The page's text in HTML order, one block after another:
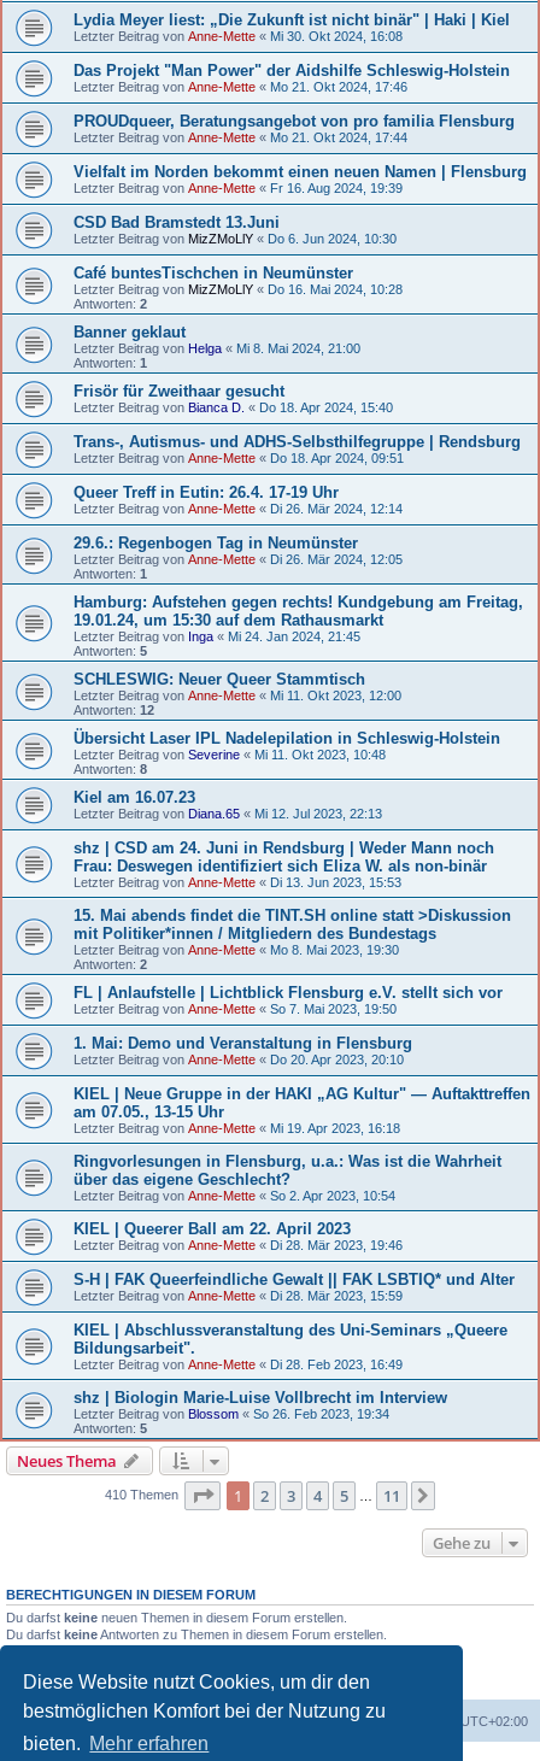
Diese Website nutzt Cookies, um dir den
bestmöglichen Komfort bei der Nutzung zu
bieten. Mehr erfahren
Lydia Meyer liest: „Die Zukunft ist nicht binär" | Haki | Kiel
Letzter Beitrag von Anne-Mette « Mi 30. Okt 2024, 16:08
Das Projekt "Man Power" der Aidshilfe Schleswig-Holstein
Letzter Beitrag von Anne-Mette « Mo 21. Okt 2024, 17:46
PROUDqueer, Beratungsangebot von pro familia Flensburg
Letzter Beitrag von Anne-Mette « Mo 21. Okt 2024, 17:44
Vielfalt im Norden bekommt einen neuen Namen | Flensburg
Letzter Beitrag von Anne-Mette « Fr 16. Aug 2024, 19:39
CSD Bad Bramstedt 13.Juni
Letzter Beitrag von MizZMoLlY « Do 6. Jun 2024, 10:30
Café buntesTischchen in Neumünster
Letzter Beitrag von MizZMoLlY « Do 16. Mai 2024, 10:28
Antworten: 2
Banner geklaut
Letzter Beitrag von Helga « Mi 8. Mai 2024, 21:00
Antworten: 1
Frisör für Zweithaar gesucht
Letzter Beitrag von Bianca D. « Do 18. Apr 2024, 15:40
Trans-, Autismus- und ADHS-Selbsthilfegruppe | Rendsburg
Letzter Beitrag von Anne-Mette « Do 18. Apr 2024, 09:51
Queer Treff in Eutin: 26.4. 17-19 Uhr
Letzter Beitrag von Anne-Mette « Di 26. Mär 2024, 12:14
29.6.: Regenbogen Tag in Neumünster
Letzter Beitrag von Anne-Mette « Di 26. Mär 2024, 12:05
Antworten: 1
Hamburg: Aufstehen gegen rechts! Kundgebung am Freitag,
19.01.24, um 15:30 auf dem Rathausmarkt
Letzter Beitrag von Inga « Mi 24. Jan 2024, 21:45
Antworten: 5
SCHLESWIG: Neuer Queer Stammtisch
Letzter Beitrag von Anne-Mette « Mi 11. Okt 2023, 12:00
Antworten: 12
Übersicht Laser IPL Nadelepilation in Schleswig-Holstein
Letzter Beitrag von Severine « Mi 11. Okt 2023, 10:48
Antworten: 8
Kiel am 16.07.23
Letzter Beitrag von Diana.65 « Mi 12. Jul 2023, 22:13
shz | CSD am 24. Juni in Rendsburg | Weder Mann noch
Frau: Deswegen identifiziert sich Eliza W. als non-binär
Letzter Beitrag von Anne-Mette « Di 13. Jun 2023, 15:53
15. Mai abends findet die TINT.SH online statt >Diskussion
mit Politiker*innen / Mitgliedern des Bundestags
Letzter Beitrag von Anne-Mette « Mo 8. Mai 2023, 19:30
Antworten: 2
FL | Anlaufstelle | Lichtblick Flensburg e.V. stellt sich vor
Letzter Beitrag von Anne-Mette « So 7. Mai 2023, 19:50
1. Mai: Demo und Veranstaltung in Flensburg
Letzter Beitrag von Anne-Mette « Do 20. Apr 2023, 20:10
KIEL | Neue Gruppe in der HAKI „AG Kultur" — Auftakttreffen
am 07.05., 13-15 Uhr
Letzter Beitrag von Anne-Mette « Mi 19. Apr 2023, 16:18
Ringvorlesungen in Flensburg, u.a.: Was ist die Wahrheit
über das eigene Geschlecht?
Letzter Beitrag von Anne-Mette « So 2. Apr 2023, 10:54
KIEL | Queerer Ball am 22. April 2023
Letzter Beitrag von Anne-Mette « Di 28. Mär 2023, 19:46
S-H | FAK Queerfeindliche Gewalt || FAK LSBTIQ* und Alter
Letzter Beitrag von Anne-Mette « Di 28. Mär 2023, 15:59
KIEL | Abschlussveranstaltung des Uni-Seminars „Queere
Bildungsarbeit".
Letzter Beitrag von Anne-Mette « Di 28. Feb 2023, 16:49
shz | Biologin Marie-Luise Vollbrecht im Interview
Letzter Beitrag von Blossom « So 26. Feb 2023, 19:34
Antworten: 5
Neues Thema
410 Themen Seite 1 von 11
1 2 3 4 5 11
Gehe zu
BERECHTIGUNGEN IN DIESEM FORUM
Du darfst keine neuen Themen in diesem Forum erstellen.
Du darfst keineAntworten zu Themen in diesem Forum erstellen.
Du darfstkeineDateianhänge in diesem Forum erstellen.
Portal Foren-Übersicht Alle Zeiten sind UTC+02:00